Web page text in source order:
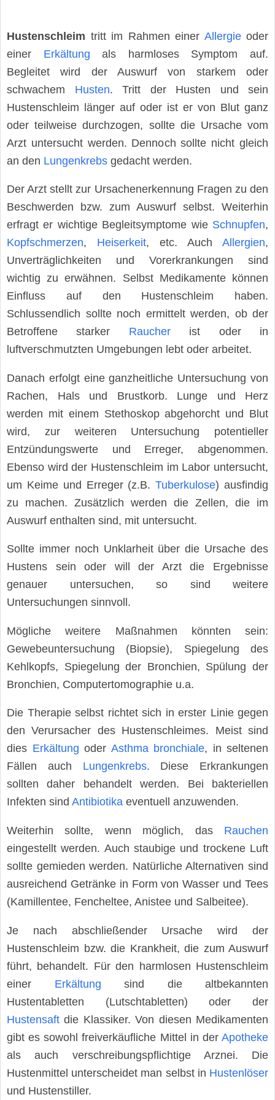
Hustenschleim tritt im Rahmen einer Allergieoder
einer Erkältung als harmloses Symptom auf.
Begleitet wird der Auswurf von starkem oder
schwachem Husten. Tritt der Husten und sein
Hustenschleim länger auf oder ist er von Blut ganz
oder teilweise durchzogen, sollte die Ursache vom
Arzt untersucht werden. Dennoch sollte nicht gleich
an den Lungenkrebs gedacht werden.
Der Arzt stellt zur Ursachenerkennung Fragen zu den
Beschwerden bzw. zum Auswurf selbst. Weiterhin
erfragt er wichtige Begleitsymptome wie Schnupfen,
Kopfschmerzen, Heiserkeit, etc. Auch Allergien,
Unverträglichkeiten und Vorerkrankungen sind
wichtig zu erwähnen. Selbst Medikamente können
Einfluss auf den Hustenschleim haben.
Schlussendlich sollte noch ermittelt werden, ob der
Betroffene starker Raucherist oder in
luftverschmutzten Umgebungen lebt oder arbeitet.
Danach erfolgt eine ganzheitliche Untersuchung von
Rachen, Hals und Brustkorb. Lunge und Herz
werden mit einem Stethoskop abgehorcht und Blut
wird, zur weiteren Untersuchung potentieller
Entzündungswerte und Erreger, abgenommen.
Ebenso wird der Hustenschleim im Labor untersucht,
um Keime und Erreger (z.B.Tuberkulose) ausfindig
zu machen. Zusätzlich werden die Zellen, die im
Auswurf enthalten sind, mit untersucht.
Sollte immer noch Unklarheit über die Ursache des
Hustens sein oder will der Arzt die Ergebnisse
genauer untersuchen, so sind weitere
Untersuchungen sinnvoll.
Mögliche weitere Maßnahmen könnten sein:
Gewebeuntersuchung (Biopsie), Spiegelung des
Kehlkopfs, Spiegelung der Bronchien, Spülung der
Bronchien, Computertomographie u.a.
Die Therapie selbst richtet sich in erster Linie gegen
den Verursacher des Hustenschleimes. Meist sind
dies Erkältung oder Asthma bronchiale, in seltenen
Fällen auch Lungenkrebs. Diese Erkrankungen
sollten daher behandelt werden. Bei bakteriellen
Infekten sind Antibiotika eventuell anzuwenden.
Weiterhin sollte, wenn möglich, das Rauchen
eingestellt werden. Auch staubige und trockene Luft
sollte gemieden werden. Natürliche Alternativen sind
ausreichend Getränke in Form von Wasser und Tees
(Kamillentee, Fencheltee, Anistee und Salbeitee).
Je nach abschließender Ursache wird der
Hustenschleim bzw. die Krankheit, die zum Auswurf
führt, behandelt. Für den harmlosen Hustenschleim
einer Erkältung sind die altbekannten
Hustentabletten (Lutschtabletten) oder der
Hustensaft die Klassiker. Von diesen Medikamenten
gibt es sowohl freiverkäufliche Mittel in der Apotheke
als auch verschreibungspflichtige Arznei. Die
Hustenmittel unterscheidet man selbst in Hustenlöser
und Hustenstiller.